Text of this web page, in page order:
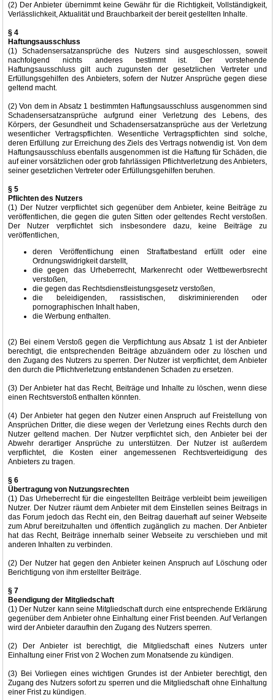
(2) Der Anbieter übernimmt keine Gewähr für die Richtigkeit, Vollständigkeit,
Verlässlichkeit, Aktualität und Brauchbarkeit der bereit gestellten Inhalte.
§ 4
Haftungsausschluss
(1) Schadensersatzansprüche des Nutzers sind ausgeschlossen, soweit
nachfolgend nichts anderes bestimmt ist. Der vorstehende
Haftungsausschluss gilt auch zugunsten der gesetzlichen Vertreter und
Erfüllungsgehilfen des Anbieters, sofern der Nutzer Ansprüche gegen diese
geltend macht.
(2) Von dem in Absatz 1 bestimmten Haftungsausschluss ausgenommen sind
Schadensersatzansprüche aufgrund einer Verletzung des Lebens, des
Körpers, der Gesundheit und Schadensersatzansprüche aus der Verletzung
wesentlicher Vertragspflichten. Wesentliche Vertragspflichten sind solche,
deren Erfüllung zur Erreichung des Ziels des Vertrags notwendig ist. Von dem
Haftungsausschluss ebenfalls ausgenommen ist die Haftung für Schäden, die
auf einer vorsätzlichen oder grob fahrlässigen Pflichtverletzung des Anbieters,
seiner gesetzlichen Vertreter oder Erfüllungsgehilfen beruhen.
§ 5
Pflichten des Nutzers
(1) Der Nutzer verpflichtet sich gegenüber dem Anbieter, keine Beiträge zu
veröffentlichen, die gegen die guten Sitten oder geltendes Recht verstoßen.
Der Nutzer verpflichtet sich insbesondere dazu, keine Beiträge zu
veröffentlichen,
deren Veröffentlichung einen Straftatbestand erfüllt oder eine
Ordnungswidrigkeit darstellt,
die gegen das Urheberrecht, Markenrecht oder Wettbewerbsrecht
verstoßen,
die gegen das Rechtsdienstleistungsgesetz verstoßen,
die beleidigenden, rassistischen, diskriminierenden oder
pornographischen Inhalt haben,
die Werbung enthalten.
(2) Bei einem Verstoß gegen die Verpflichtung aus Absatz 1 ist der Anbieter
berechtigt, die entsprechenden Beiträge abzuändern oder zu löschen und
den Zugang des Nutzers zu sperren. Der Nutzer ist verpflichtet, dem Anbieter
den durch die Pflichtverletzung entstandenen Schaden zu ersetzen.
(3) Der Anbieter hat das Recht, Beiträge und Inhalte zu löschen, wenn diese
einen Rechtsverstoß enthalten könnten.
(4) Der Anbieter hat gegen den Nutzer einen Anspruch auf Freistellung von
Ansprüchen Dritter, die diese wegen der Verletzung eines Rechts durch den
Nutzer geltend machen. Der Nutzer verpflichtet sich, den Anbieter bei der
Abwehr derartiger Ansprüche zu unterstützen. Der Nutzer ist außerdem
verpflichtet, die Kosten einer angemessenen Rechtsverteidigung des
Anbieters zu tragen.
§ 6
Übertragung von Nutzungsrechten
(1) Das Urheberrecht für die eingestellten Beiträge verbleibt beim jeweiligen
Nutzer. Der Nutzer räumt dem Anbieter mit dem Einstellen seines Beitrags in
das Forum jedoch das Recht ein, den Beitrag dauerhaft auf seiner Webseite
zum Abruf bereitzuhalten und öffentlich zugänglich zu machen. Der Anbieter
hat das Recht, Beiträge innerhalb seiner Webseite zu verschieben und mit
anderen Inhalten zu verbinden.
(2) Der Nutzer hat gegen den Anbieter keinen Anspruch auf Löschung oder
Berichtigung von ihm erstellter Beiträge.
§ 7
Beendigung der Mitgliedschaft
(1) Der Nutzer kann seine Mitgliedschaft durch eine entsprechende Erklärung
gegenüber dem Anbieter ohne Einhaltung einer Frist beenden. Auf Verlangen
wird der Anbieter daraufhin den Zugang des Nutzers sperren.
(2) Der Anbieter ist berechtigt, die Mitgliedschaft eines Nutzers unter
Einhaltung einer Frist von 2 Wochen zum Monatsende zu kündigen.
(3) Bei Vorliegen eines wichtigen Grundes ist der Anbieter berechtigt, den
Zugang des Nutzers sofort zu sperren und die Mitgliedschaft ohne Einhaltung
einer Frist zu kündigen.